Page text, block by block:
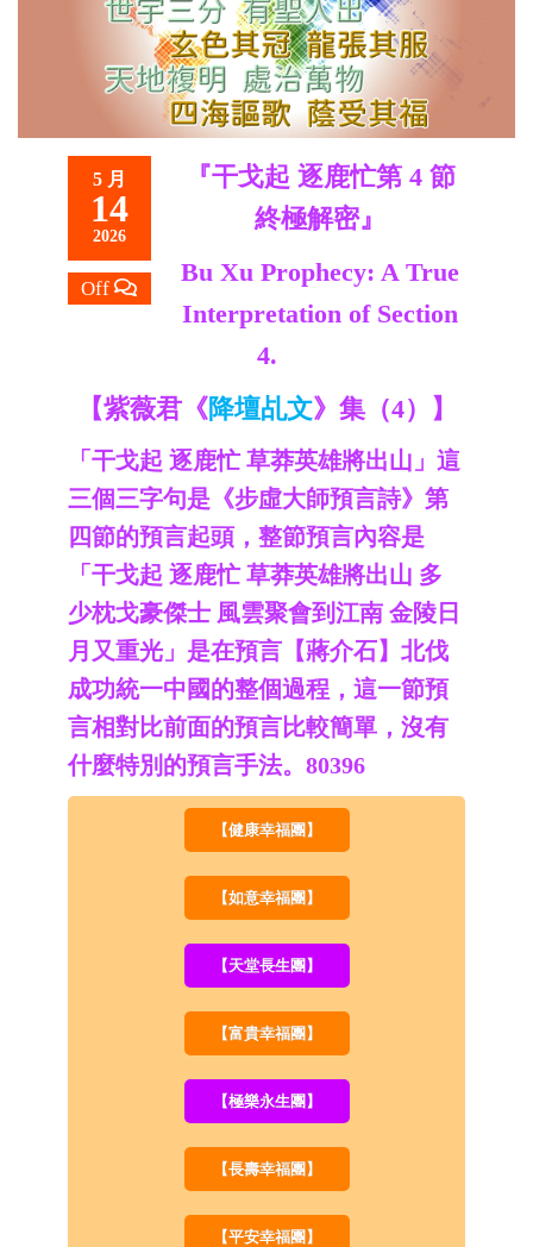
5 月
14
2026
Off
『干戈起 逐鹿忙第4 節
終極解密』
Bu Xu Prophecy: A True
Interpretation of Section
4.
【紫薇君《降壇乩文》集（4）】
「干戈起 逐鹿忙 草莽英雄將出山」這
三個三字句是《步虛大師預言詩》第
四節的預言起頭，整節預言內容是
「干戈起 逐鹿忙 草莽英雄將出山 多
少枕戈豪傑士 風雲聚會到江南 金陵日
月又重光」是在預言【蔣介石】北伐
成功統一中國的整個過程，這一節預
言相對比前面的預言比較簡單，沒有
什麼特別的預言手法。80396
【健康幸福團】
【如意幸福團】
【天堂長生團】
【富貴幸福團】
【極樂永生團】
【長壽幸福團】
【平安幸福團】